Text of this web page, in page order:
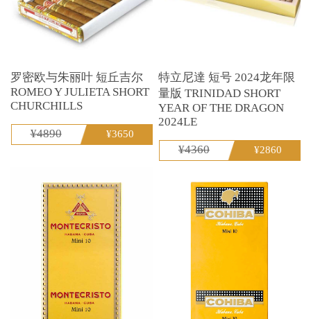
罗密欧与朱丽叶 短丘吉尔
ROMEO Y JULIETA SHORT
CHURCHILLS
¥4890 ¥3650
特立尼達 短号 2024龙年限
量版 TRINIDAD SHORT
YEAR OF THE DRAGON
2024LE
¥4360 ¥2860